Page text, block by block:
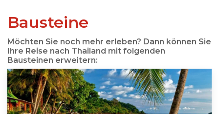
Bausteine
Möchten Sie noch mehr erleben? Dann können Sie
Ihre Reise nach Thailand mit folgenden
Bausteinen erweitern: